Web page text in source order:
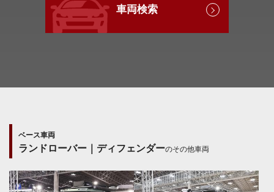
車両検索
ベース車両
ランドローバー｜ディフェンダーのその他車両